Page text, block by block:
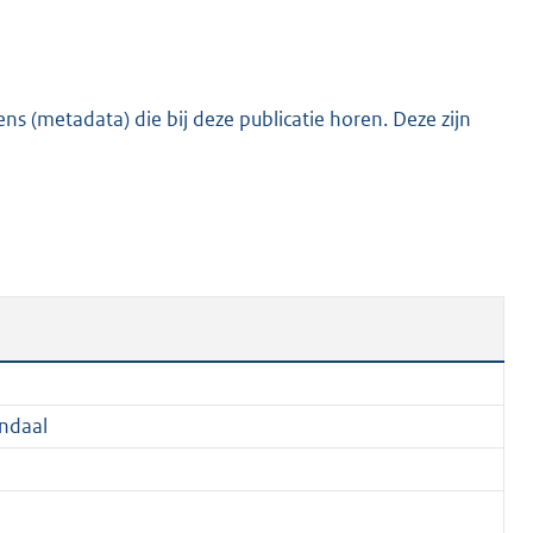
K
(metadata) die bij deze publicatie horen. Deze zijn